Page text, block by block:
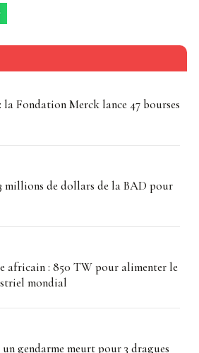
Fondation Merck lance 47 bourses
millions de dollars de la BAD pour
africain : 850 TW pour alimenter le
mondial
gendarme meurt pour 3 dragues